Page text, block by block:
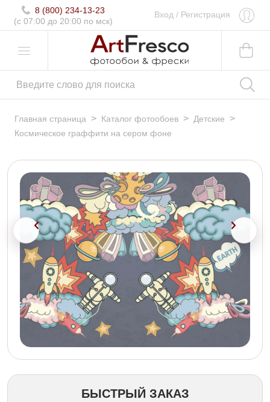
8 (800) 234-13-23
(c 07:00 до 20:00 по мск)
Вход / Регистрация
Главная страница > Каталог фотообоев > Детские >
Космическое граффити на сером фоне
БЫСТРЫЙ ЗАКАЗ